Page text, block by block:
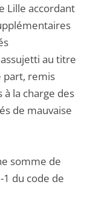
Lille accordant
au titre
part, remis
la charge des
de mauvaise
somme de
du code de